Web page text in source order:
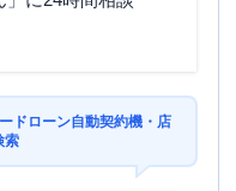
ドローン自動契約機・店
索